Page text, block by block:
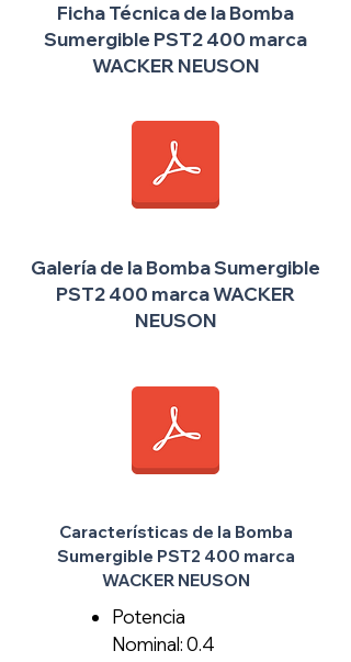
Ficha Técnica de la Bomba
Sumergible PST2 400 marca
WACKER NEUSON
Galería de la Bomba Sumergible
PST2 400 marca WACKER
NEUSON
Características de la Bomba
Sumergible PST2 400 marca
WACKER NEUSON
Potencia
Nominal: 0.4